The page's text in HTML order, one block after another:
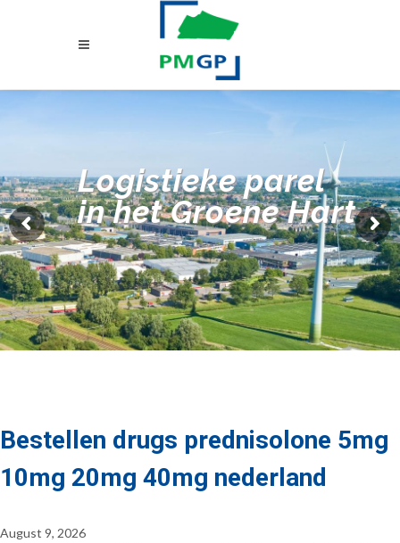
Logistieke parel
in het Groene Hart
Bestellen drugs prednisolone 5mg
10mg 20mg 40mg nederland
August 9, 2026